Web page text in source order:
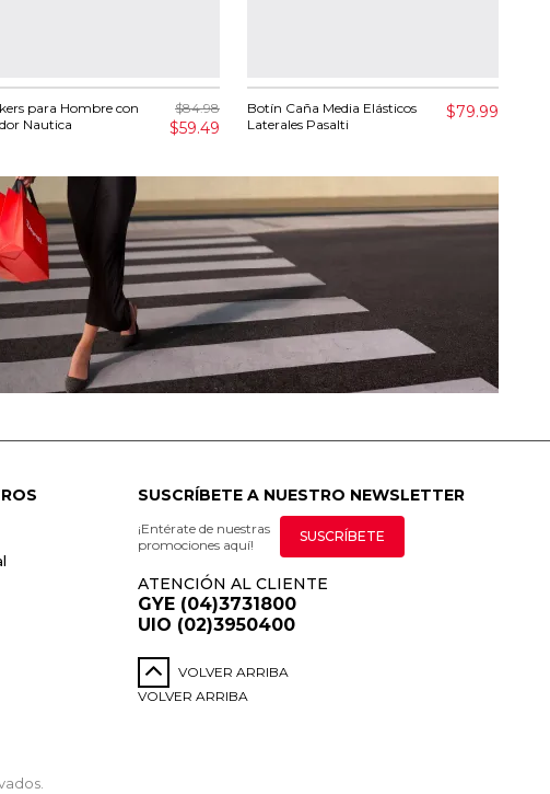
para Hombre con
Nautica
$84.98
$59.49
Botín Caña Media Elásticos
Laterales Pasalti
$79.99
SUSCRÍBETE A NUESTRO NEWSLETTER
¡Entérate de nuestras
promociones aquí!
SUSCRÍBETE
ATENCIÓN AL CLIENTE
GYE (04)3731800
UIO (02)3950400
VOLVER ARRIBA
VOLVER ARRIBA